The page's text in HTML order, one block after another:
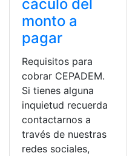
cáculo del
monto a
pagar
Requisitos para
cobrar CEPADEM.
Si tienes alguna
inquietud recuerda
contactarnos a
través de nuestras
redes sociales,